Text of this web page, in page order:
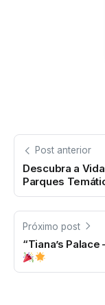
Post anterior
Descubra a
Parques
Próximo post
“Tiana’s